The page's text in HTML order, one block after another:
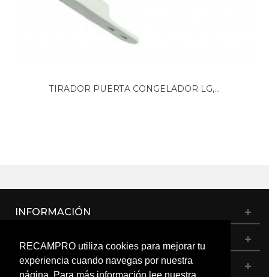
RECAMPRO utiliza cookies para mejorar tu
experiencia cuando navegas por nuestra
TIRADOR PUERTA CONGELADOR LG,...
INFORMACIÓN
MI CUENTA